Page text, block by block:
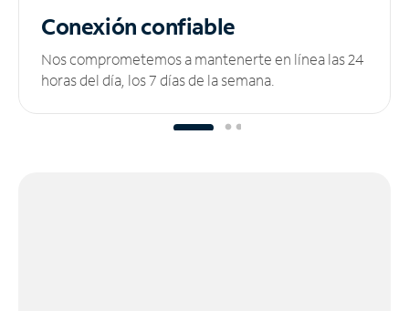
Conexión confiable
Nos comprometemos a mantenerte en línea las 24
horas del día, los 7 días de la semana.